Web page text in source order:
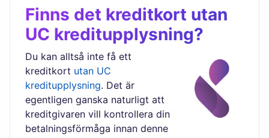
Finns det kreditkort utan
UC kreditupplysning?
Du kan alltså inte få ett
kreditkort utan UC
kreditupplysning. Det är
egentligen ganska naturligt att
kreditgivaren vill kontrollera din
betalningsförmåga innan denne